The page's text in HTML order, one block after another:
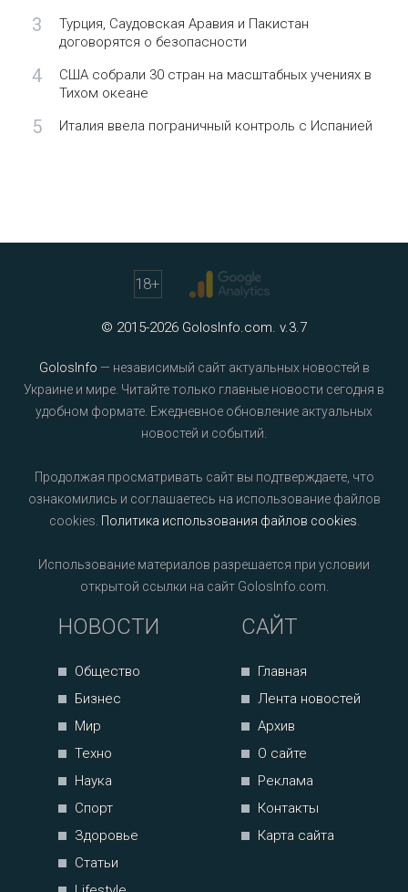
3
Турция, Саудовская Аравия и Пакистан
договорятся о безопасности
4
США собрали 30 стран на масштабных учениях в
Тихом океане
5 Италия ввела пограничный контроль с Испанией
18+
© 2015-2026 GolosInfo.com. v.3.7
GolosInfo — независимый сайт актуальных новостей в
Украине и мире. Читайте только главные новости сегодня в
удобном формате. Ежедневное обновление актуальных
новостей и событий.
Продолжая просматривать сайт вы подтверждаете, что
ознакомились и соглашаетесь на использование файлов
cookies. Политика использования файлов cookies
Использование материалов разрешается при условии
открытой ссылки на сайт GolosInfo.com.
НОВОСТИ
Общество
Бизнес
Мир
Техно
Наука
Спорт
Здоровье
Статьи
САЙТ
Главная
Лента новостей
Архив
О сайте
Реклама
Контакты
Карта сайта